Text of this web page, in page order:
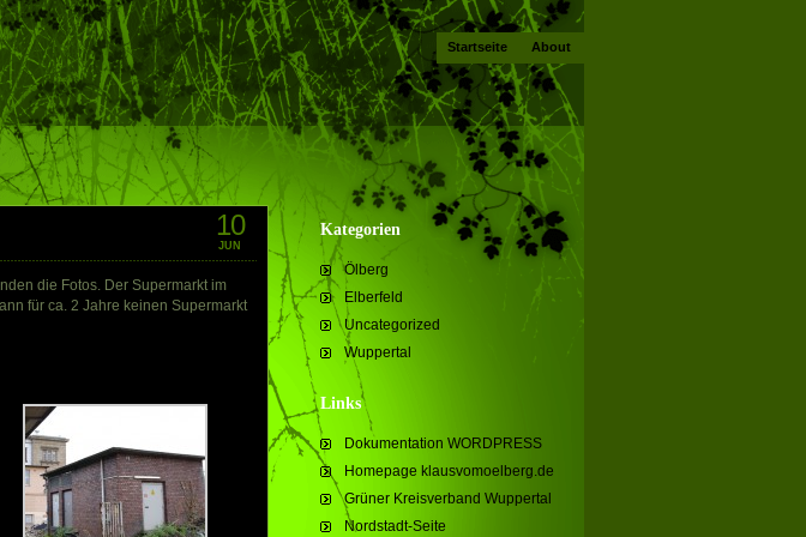
Startseite About
Kategorien
Ölberg
Elberfeld
Uncategorized
Wuppertal
Links
Dokumentation WORDPRESS
Homepage klausvomoelberg.de
Grüner Kreisverband Wuppertal
Nordstadt-Seite
10
JUN
die Fotos. Der Supermarkt im
für ca. 2 Jahre keinen Supermarkt